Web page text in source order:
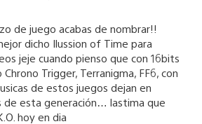
de juego acabas de nombrar!!
dicho Ilussion of Time para
jeje cuando pienso que con 16bits
Trigger, Terranigma, FF6, con
de estos juegos dejan en
de esta generación… lastima que
hoy en dia